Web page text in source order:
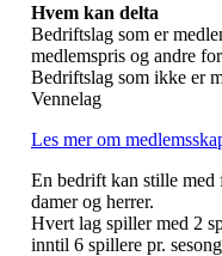
Hvem kan delta
Bedriftslag som er
medlemspris og andre
Bedriftslag som ikke er
Vennelag
Les mer om
En bedrift kan stille med
damer og herrer.
Hvert lag spiller med 2
inntil 6 spillere pr. sesong